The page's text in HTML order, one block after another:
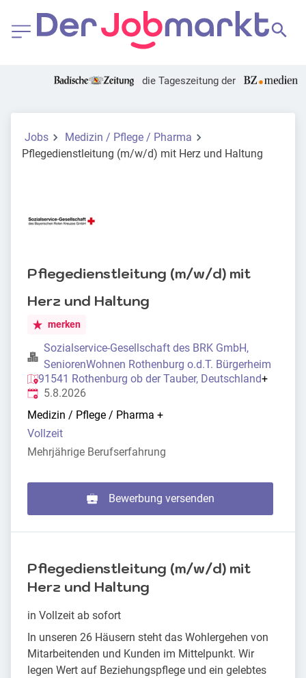
die Tageszeitung der
Jobs
Medizin / Pflege / Pharma
Pflegedienstleitung (m/w/d) mit Herz und Haltung
Pflegedienstleitung (m/w/d) mit
Herz und Haltung
merken
Sozialservice-Gesellschaft des BRK GmbH,
SeniorenWohnen Rothenburg o.d.T. Bürgerheim
91541 Rothenburg ob der Tauber, Deutschland+
Veröffentlicht
5.8.2026
Medizin / Pflege / Pharma +
Vollzeit
Mehrjährige Berufserfahrung
Bewerbung versenden
Pflegedienstleitung (m/w/d) mit
Herz und Haltung
in Vollzeit ab sofort
In unseren 26 Häusern steht das Wohlergehen von
Mitarbeitenden und Kunden im Mittelpunkt. Wir
legen Wert auf Beziehungspflege und ein gelebtes